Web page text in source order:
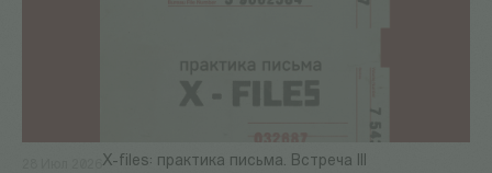
X-files: практика письма. Встреча III